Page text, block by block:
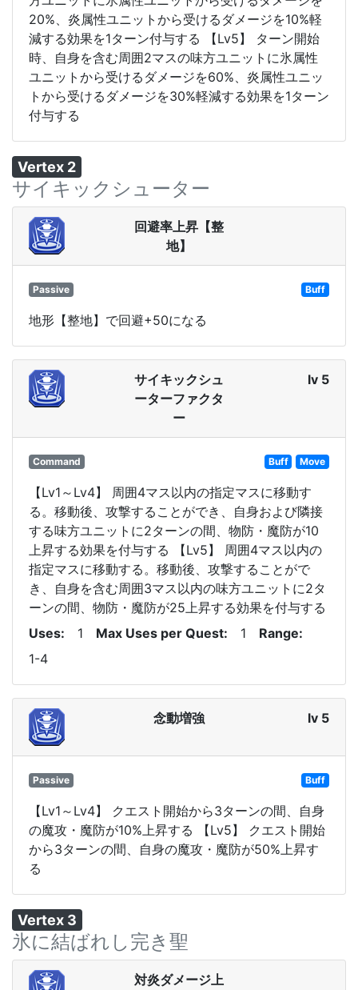
20%、炎属性ユニットから受けるダメージを10%軽
減する効果を1ターン付与する 【Lv5】 ターン開始
時、自身を含む周囲2マスの味方ユニットに氷属性
ユニットから受けるダメージを60%、炎属性ユニッ
トから受けるダメージを30%軽減する効果を1ターン
付与する
Vertex 2
サイキックシューター
回避率上昇【整
地】
Passive Buff
地形【整地】で回避+50になる
サイキックシュ
ーターファクタ
ー
lv 5
Command Buff Move
【Lv1～Lv4】 周囲4マス以内の指定マスに移動す
る。移動後、攻撃することができ、自身および隣接
する味方ユニットに2ターンの間、物防・魔防が10
上昇する効果を付与する 【Lv5】 周囲4マス以内の
指定マスに移動する。移動後、攻撃することがで
き、自身を含む周囲3マス以内の味方ユニットに2タ
ーンの間、物防・魔防が25上昇する効果を付与する
Uses
1 Max Uses per Quest 1
Range
1-4
念動増強 lv 5
Passive Buff
【Lv1～Lv4】 クエスト開始から3ターンの間、自身
の魔攻・魔防が10%上昇する 【Lv5】 クエスト開始
から3ターンの間、自身の魔攻・魔防が50%上昇す
る
Vertex 3
氷に結ばれし完き聖
対炎ダメージ上